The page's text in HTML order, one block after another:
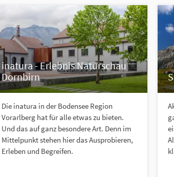
inatura - Erlebnis Naturschau
Dornbirn
Die inatura in der Bodensee Region
Vorarlberg hat für alle etwas zu bieten.
Und das auf ganz besondere Art. Denn im
Mittelpunkt stehen hier das Ausprobieren,
Erleben und Begreifen.